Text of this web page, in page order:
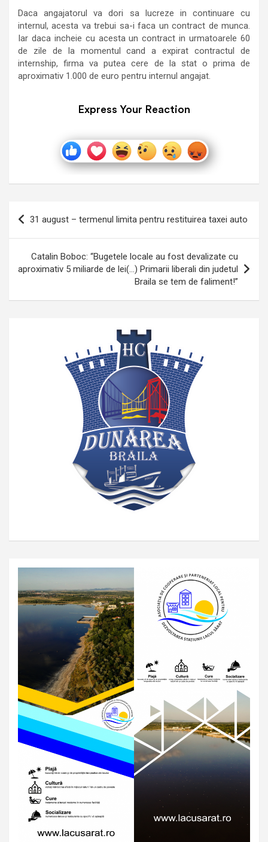
Daca angajatorul va dori sa lucreze in continuare cu
internul, acesta va trebui sa-i faca un contract de munca.
Iar daca incheie cu acesta un contract in urmatoarele 60
de zile de la momentul cand a expirat contractul de
internship, firma va putea cere de la stat o prima de
aproximativ 1.000 de euro pentru internul angajat.
Express Your Reaction
Navigare
articole
31 august – termenul limita pentru restituirea taxei auto
Catalin Boboc: “Bugetele locale au fost devalizate cu
aproximativ 5 miliarde de lei(…) Primarii liberali din judetul
Braila se tem de faliment!”